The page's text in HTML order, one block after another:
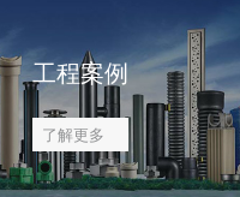
工程案例
了解更多